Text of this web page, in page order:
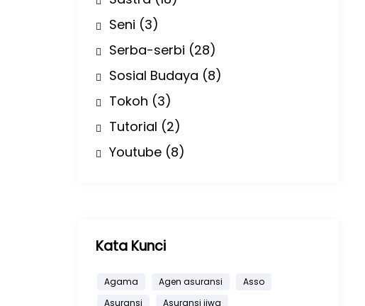
Seni (3)
Serba-serbi (28)
Sosial Budaya (8)
Tokoh (3)
Tutorial (2)
Youtube (8)
Kata Kunci
Agama Agen asuransi
Asso
Asuransi
Asuransi jiwa